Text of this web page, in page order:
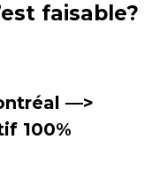
faisable?
—>
100%